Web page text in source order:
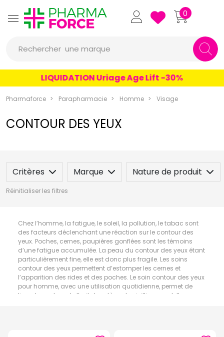
Pharmaforce Grande
0
Rechercher une marque
un conseil
un produit
LIQUIDATION Uriage Age Lift -30%
Pharmaforce Parapharmacie Homme Visage
CONTOUR DES YEUX
Critères Marque Nature de produit
Réinitialiser les filtres
Chez l’homme, la fatigue, le soleil, la pollution, le tabac sont
des facteurs déclenchant une réaction sur le contour des
yeux. Poches, cernes, paupières gonflées sont les témoins
d’une fatigue accumulée. La peau du contour des yeux étant
particulièrement fine, elle est donc plus fragile. Les soins
contour des yeux permettent d’estomper les cernes et
l’apparition des rides et des poches. Le soin contour des yeux
pour homme, avec une utilisation quotidienne, permet de
lisser le contour de l’œil et protège du vieillissement. Il